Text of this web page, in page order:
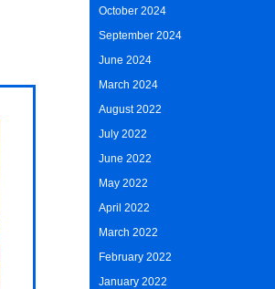
October 2024
September 2024
June 2024
March 2024
August 2022
July 2022
June 2022
May 2022
April 2022
March 2022
February 2022
January 2022